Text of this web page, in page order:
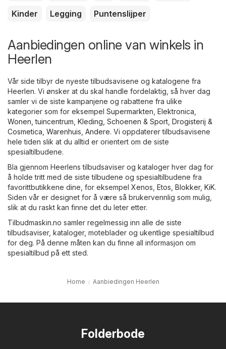
Kinder
Legging Puntenslijper
Aanbiedingen online van winkels in
Heerlen
Vår side tilbyr de nyeste tilbudsavisene og katalogene fra
Heerlen. Vi ønsker at du skal handle fordelaktig, så hver dag
samler vi de siste kampanjene og rabattene fra ulike
kategorier som for eksempel Supermarkten Elektronica
Wonen, tuincentrum Kleding, Schoenen & Sport Drogisterij &
Cosmetica Warenhuis Andere. Vi oppdaterer tilbudsavisene
hele tiden slik at du alltid er orientert om de siste
spesialtilbudene.
Bla gjennom Heerlens tilbudsaviser og kataloger hver dag for
å holde tritt med de siste tilbudene og spesialtilbudene fra
favorittbutikkene dine, for eksempel Xenos Etos Blokker, KiK.
Siden vår er designet for å være så brukervennlig som mulig,
slik at du raskt kan finne det du leter etter.
Tilbudmaskin.no samler regelmessig inn alle de siste
tilbudsaviser, kataloger, moteblader og ukentlige spesialtilbud
for deg. På denne måten kan du finne all informasjon om
spesialtilbud på ett sted.
Home Aanbiedingen Heerlen
Folderbode